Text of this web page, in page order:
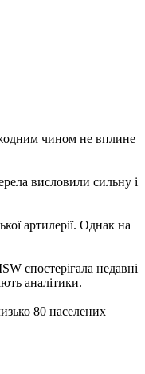
жодним чином не вплине
висловили сильну і
артилерії. Однак на
спостерігала недавні
аналітики.
80 населених